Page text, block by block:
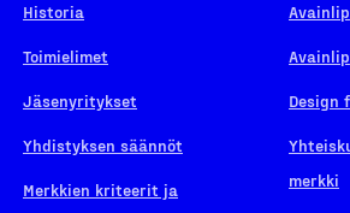
Historia
Toimielimet
Jäsenyritykset
Yhdistyksen säännöt
Merkkien kriteerit ja
Design
merkki